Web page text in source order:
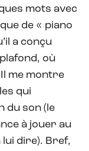
mots avec
de « piano
a conçu
où
me montre
qui
du son (le
à jouer au
lui dire). Bref,